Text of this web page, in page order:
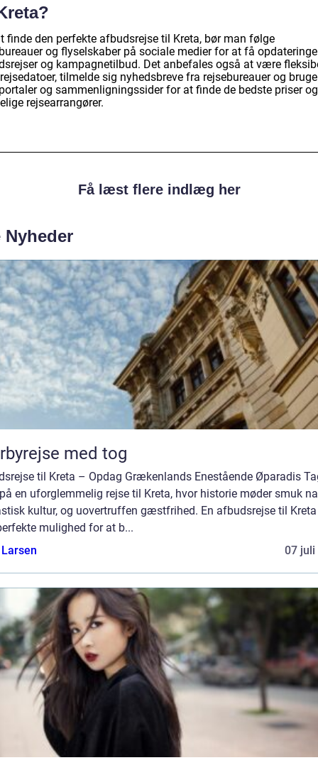
finde den perfekte afbudsrejse til Kreta, bør man følge
og flyselskaber på sociale medier for at få
og kampagnetilbud. Det anbefales også at være
tilmelde sig nyhedsbreve fra rejsebureauer og bruge
og sammenligningssider for at finde de bedste priser og
rejsearrangører.
Få læst flere indlæg her
Nyheder
med tog
til Kreta – Opdag Grækenlands Enestående Øparadis
en uforglemmelig rejse til Kreta, hvor historie møder smuk
kultur, og uovertruffen gæstfrihed. En afbudsrejse til Kreta
mulighed for at b...
07 juli